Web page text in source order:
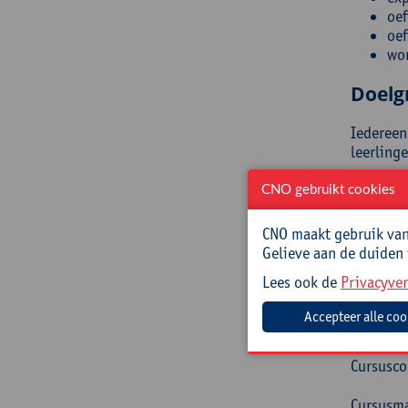
Anouk
Deze
CNO gebruikt cookies
CNO maakt gebruik
Gelieve aan de
Lees ook de